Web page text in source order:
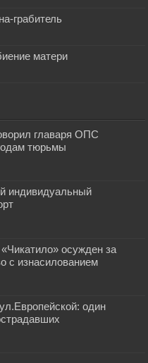
грабитель
матери
главаря ОПС
тюрьмы
индивидуальный
осужден за
с изнасилованием
один